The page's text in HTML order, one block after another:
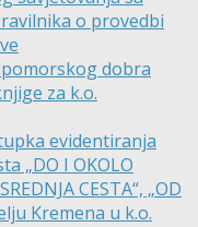
o provedbi
dobra
za k.o.
evidentiranja
„DO I OKOLO
CESTA“, „OD
Kremena u k.o.